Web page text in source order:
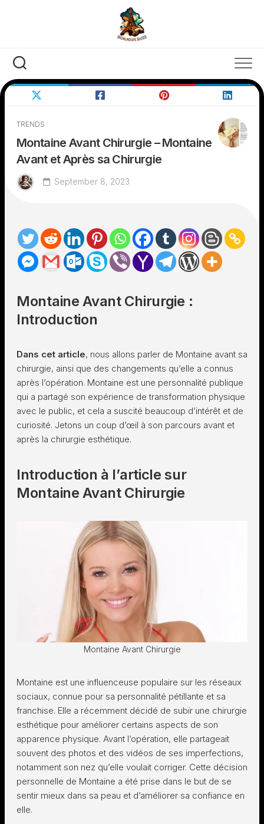
TRENDS
Montaine Avant Chirurgie – Montaine
Avant et Après sa Chirurgie
September 8, 2023
Montaine Avant Chirurgie :
Introduction
Dans cet article, nous allons parler de Montaine avant sa
chirurgie, ainsi que des changements qu’elle a connus
après l’opération. Montaine est une personnalité publique
qui a partagé son expérience de transformation physique
avec le public, et cela a suscité beaucoup d’intérêt et de
curiosité. Jetons un coup d’œil à son parcours avant et
après la chirurgie esthétique.
Introduction à l’article sur
Montaine Avant Chirurgie
Montaine Avant Chirurgie
Montaine est une influenceuse populaire sur les réseaux
sociaux, connue pour sa personnalité pétillante et sa
franchise. Elle a récemment décidé de subir une chirurgie
esthétique pour améliorer certains aspects de son
apparence physique. Avant l’opération, elle partageait
souvent des photos et des vidéos de ses imperfections,
notamment son nez qu’elle voulait corriger. Cette décision
personnelle de Montaine a été prise dans le but de se
sentir mieux dans sa peau et d’améliorer sa confiance en
elle.